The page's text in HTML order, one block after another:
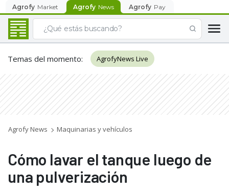
Agrofy Market Agrofy News Agrofy Pay
Temas del momento: AgrofyNews Live
Agrofy News Maquinarias y vehículos
Cómo lavar el tanque luego de
una pulverización